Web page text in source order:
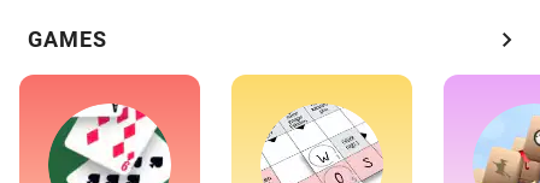
GAMES chevron_right